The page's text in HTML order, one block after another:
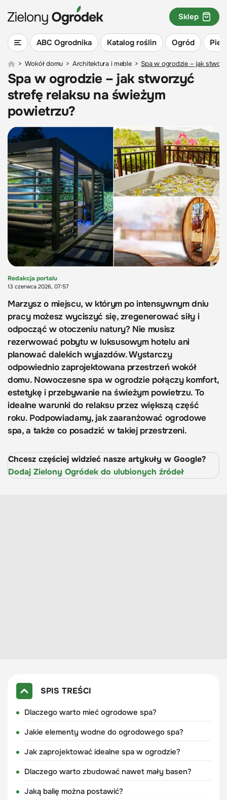
ABC Ogrodnika Katalog roślin Ogród
Sklep
> Wokół domu > Architektura i meble > Spa w ogrodzie – jak
Spa w ogrodzie – jak stworzyć
strefę relaksu na świeżym
powietrzu?
Redakcja portalu
13 czerwca 2026, 07:57
Marzysz o miejscu, w którym po intensywnym dniu
pracy możesz wyciszyć się, zregenerować siły i
odpocząć w otoczeniu natury? Nie musisz
rezerwować pobytu w luksusowym hotelu ani
planować dalekich wyjazdów. Wystarczy
odpowiednio zaprojektowana przestrzeń wokół
domu. Nowoczesne spa w ogrodzie połączy komfort,
estetykę i przebywanie na świeżym powietrzu. To
idealne warunki do relaksu przez większą część
roku. Podpowiadamy, jak zaaranżować ogrodowe
spa, a także co posadzić w takiej przestrzeni.
Chcesz częściej widzieć nasze artykuły w Google?
Dodaj Zielony Ogródek do ulubionych źródeł
SPIS TREŚCI
Dlaczego warto mieć ogrodowe spa?
Jakie elementy wodne do ogrodowego spa?
Jak zaprojektować idealne spa w ogrodzie?
Dlaczego warto zbudować nawet mały basen?
Jaką balię można postawić?